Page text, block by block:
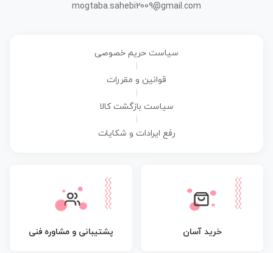
mogtaba.sahebi2009@gmail.com
سیاست حریم خصوصی
قوانین و مقررات
سیاست بازگشت کالا
رفع ایرادات و شکایات
خرید آسان پشتیبانی و مشاوره فنی